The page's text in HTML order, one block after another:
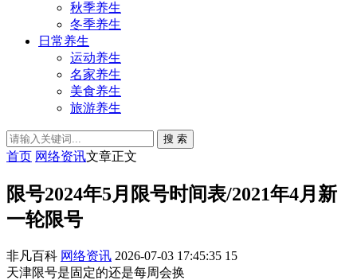
秋季养生
冬季养生
日常养生
运动养生
名家养生
美食养生
旅游养生
搜 索
首页 网络资讯文章正文
限号2024年5月限号时间表/2021年4月新
一轮限号
非凡百科 网络资讯 2026-07-03 17:45:35 15
天津限号是固定的还是每周会换